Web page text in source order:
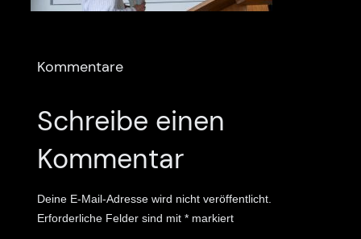
Kommentare
Schreibe einen
Kommentar
Deine E-Mail-Adresse wird nicht veröffentlicht.
Erforderliche Felder sind mit * markiert